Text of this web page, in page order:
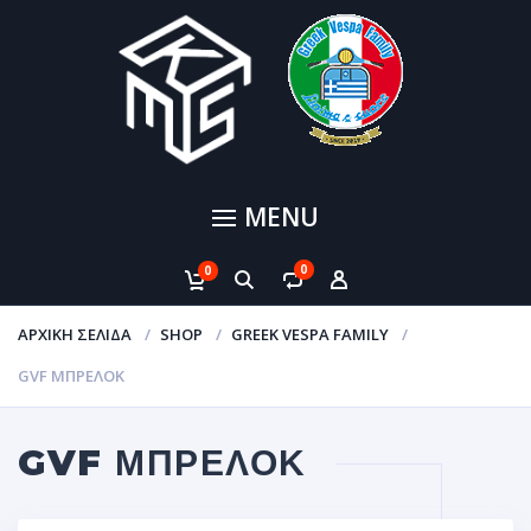
MENU
0 0
ΑΡΧΙΚΉ ΣΕΛΊΔΑ SHOP
GREEK VESPA FAMILY
GVF ΜΠΡΕΛΌΚ
GVF ΜΠΡΕΛΌΚ